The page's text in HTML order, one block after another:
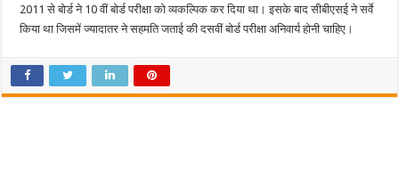
2011 से बोर्ड ने 10 वीं बोर्ड परीक्षा को व्यकल्पिक कर दिया था। इसके बाद सीबीएसई ने सर्वे
किया था जिसमें ज्यादातर ने सहमति जताई की दसवीं बोर्ड परीक्षा अनिवार्य होनी चाहिए।